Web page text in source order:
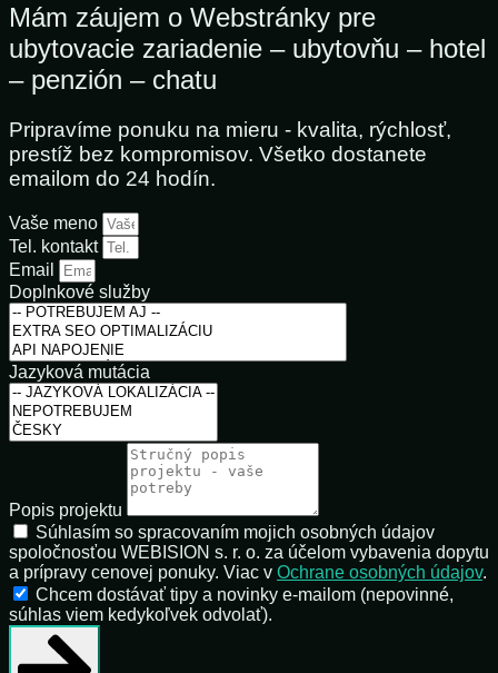
Mám záujem o Webstránky pre
ubytovacie zariadenie – ubytovňu – hotel
– penzión – chatu
Pripravíme ponuku na mieru - kvalita, rýchlosť,
prestíž bez kompromisov. Všetko dostanete
emailom do 24 hodín.
Vaše meno
Tel. kontakt
Email
Doplnkové služby
Jazyková mutácia
Popis projektu
Súhlasím so spracovaním mojich osobných údajov
spoločnosťou WEBISION s. r. o. za účelom vybavenia dopytu
a prípravy cenovej ponuky. Viac v Ochrane osobných údajov.
Chcem dostávať tipy a novinky e-mailom (nepovinné,
súhlas viem kedykoľvek odvolať).